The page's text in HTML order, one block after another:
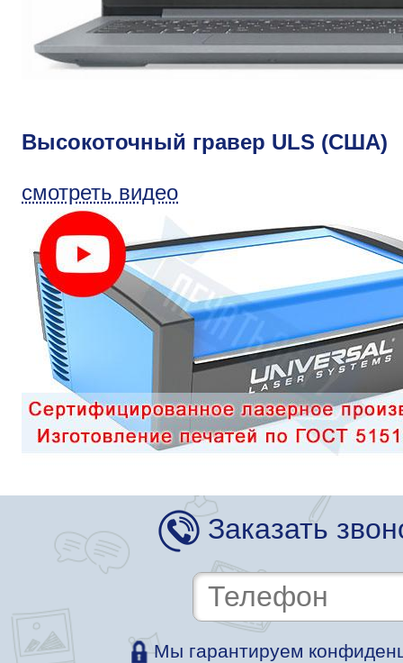
Высокоточный гравер ULS (США)
смотреть видео
Заказать
Мы гарантируем